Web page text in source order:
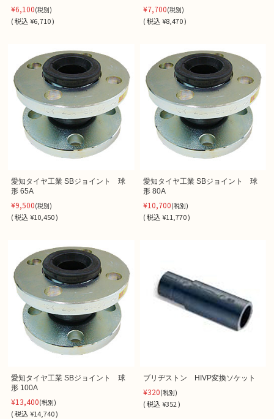
¥6,100(税別)
(税込¥6,710 )
¥7,700(税別)
(税込 ¥8,470 )
愛知タイヤ工業 SBジョイント 球
形 65A
¥9,500(税別)
(税込¥10,450 )
愛知タイヤ工業 SBジョイント 球
形 80A
¥10,700(税別)
(税込 ¥11,770 )
愛知タイヤ工業 SBジョイント 球
形 100A
¥13,400(税別)
(税込¥14,740 )
ブリヂストン HIVP変換ソケット
¥320(税別)
(税込 ¥352 )